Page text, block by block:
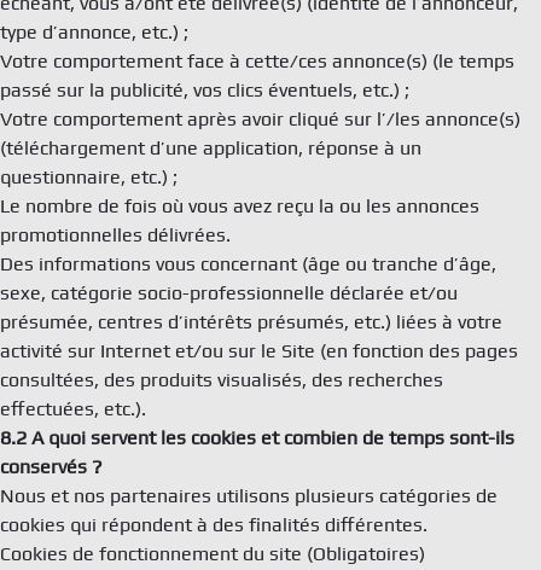
type d’annonce, etc.) ;
Votre comportement face à cette/ces annonce(s) (le temps
passé sur la publicité, vos clics éventuels, etc.) ;
Votre comportement après avoir cliqué sur l’/les annonce(s)
(téléchargement d’une application, réponse à un
questionnaire, etc.) ;
Le nombre de fois où vous avez reçu la ou les annonces
promotionnelles délivrées.
Des informations vous concernant (âge ou tranche d’âge,
sexe, catégorie socio-professionnelle déclarée et/ou
présumée, centres d’intérêts présumés, etc.) liées à votre
activité sur Internet et/ou sur le Site (en fonction des pages
consultées, des produits visualisés, des recherches
effectuées, etc.).
8.2 A quoi servent les cookies et combien de temps sont-ils
conservés ?
Nous et nos partenaires utilisons plusieurs catégories de
cookies qui répondent à des finalités différentes.
Cookies de fonctionnement du site (Obligatoires)